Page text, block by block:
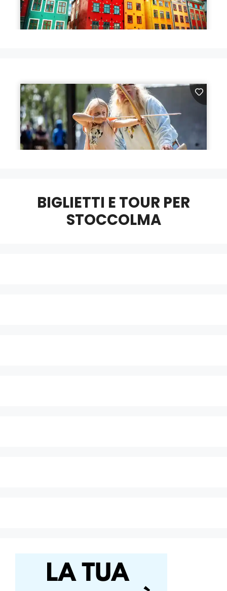
BIGLIETTI E TOUR PER
STOCCOLMA